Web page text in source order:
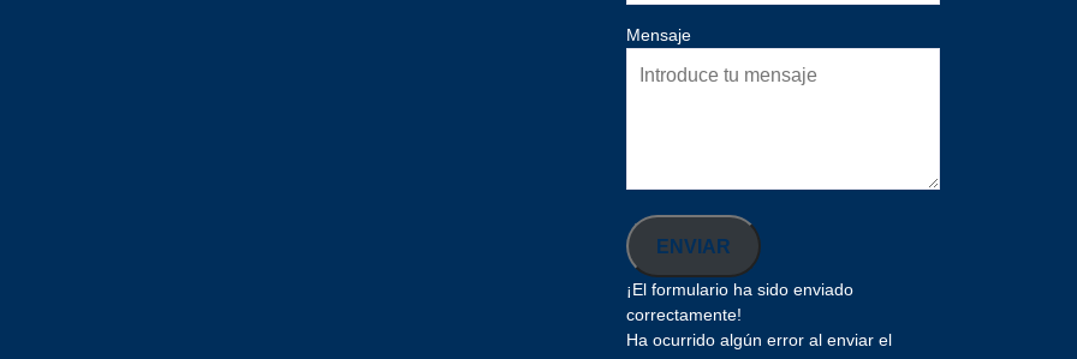
Mensaje
ENVIAR
¡El formulario ha sido enviado
correctamente!
Ha ocurrido algún error al enviar el